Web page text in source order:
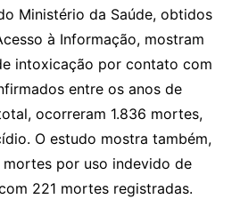
Ministério da Saúde, obtidos
à Informação, mostram
intoxicação por contato com
entre os anos de
ocorreram 1.836 mortes,
O estudo mostra também,
por uso indevido de
221 mortes registradas.